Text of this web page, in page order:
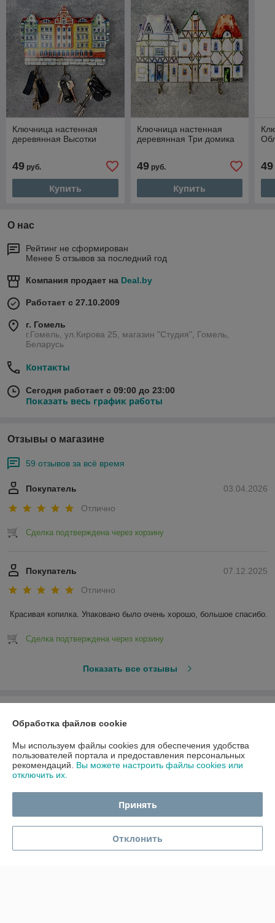
Ключница настенная
деревянная Высотки
49 руб.
Купить
Ключница настенная
деревянная Три домика
49руб.
Купить
49
О нас
Рейтинг не сформирован
Менее 5 отзывов за последний год
Компания продает на Deal.by
Работает с 27.10.2009
г. Гомель
г.Гомель, ул.Кирова 25, магазин "Студия", Гомель,
Беларусь
Контакты
Сегодня работает с 09:00 до 23:00
Показать весь график работы
Отзывы о магазине
59 отзывов за всё время
03.04.2026
Покупатель
Отлично
Сделка подтверждена через корзину
07.12.2025
Покупатель
Отлично
Красивая копилка. Упаковано было очень хорошо, большое спасибо.
Сделка подтверждена через корзину
Показать все отзывы
Доставка и оплата
Полная версия сайта
Обработка файлов cookie
Мы используем файлы cookies для обеспечения удобства
пользователей портала и предоставления персональных
рекомендаций. Вы можете настроить файлы cookies или
отключить их.
Принять
Отклонить